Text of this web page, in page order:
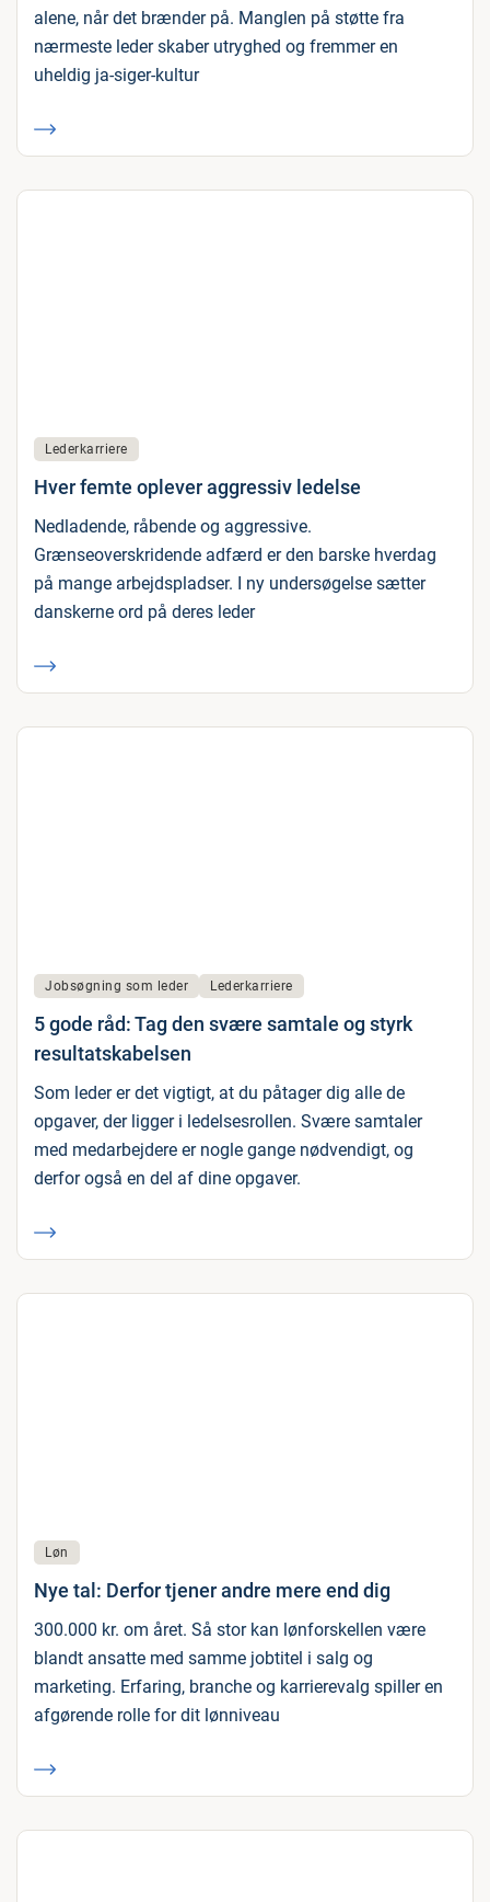
alene, når det brænder på. Manglen på støtte fra
nærmeste leder skaber utryghed og fremmer en
uheldig ja-siger-kultur
Lederkarriere
Hver femte oplever aggressiv ledelse
Nedladende, råbende og aggressive.
Grænseoverskridende adfærd er den barske hverdag
på mange arbejdspladser. I ny undersøgelse sætter
danskerne ord på deres leder
Jobsøgning som leder Lederkarriere
5 gode råd: Tag den svære samtale og styrk
resultatskabelsen
Som leder er det vigtigt, at du påtager dig alle de
opgaver, der ligger i ledelsesrollen. Svære samtaler
med medarbejdere er nogle gange nødvendigt, og
derfor også en del af dine opgaver.
Løn
Nye tal: Derfor tjener andre mere end dig
300.000 kr. om året. Så stor kan lønforskellen være
blandt ansatte med samme jobtitel i salg og
marketing. Erfaring, branche og karrierevalg spiller en
afgørende rolle for dit lønniveau